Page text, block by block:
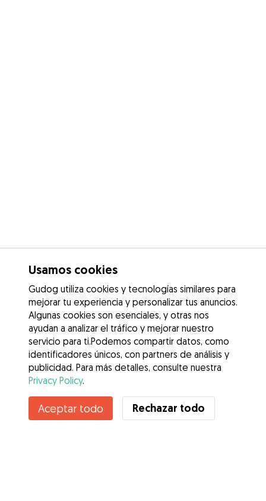
Usamos cookies
Gudog utiliza cookies y tecnologías similares para
mejorar tu experiencia y personalizar tus anuncios.
Algunas cookies son esenciales, y otras nos
ayudan a analizar el tráfico y mejorar nuestro
servicio para ti.Podemos compartir datos, como
identificadores únicos, con partners de análisis y
publicidad. Para más detalles, consulte nuestra
Privacy Policy.
Aceptar todo Rechazar todo